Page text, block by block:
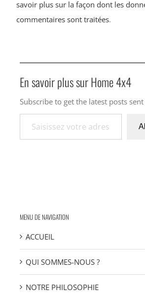
savoir plus sur la façon dont les
commentaires sont traitées.
En savoir plus sur Home 4x4
Subscribe to get the latest posts
Saisissez votre adresse e-mail…
MENU DE NAVIGATION
ACCUEIL
QUI SOMMES-NOUS ?
NOTRE PHILOSOPHIE